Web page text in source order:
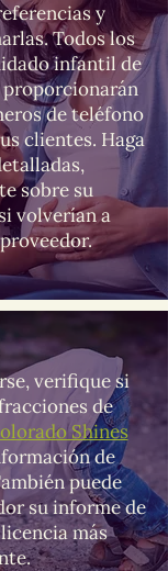
y
Todos los
infantil de
de teléfono
clientes. Haga
sobre su
volverían a
verifique si
de
Shines
de
puede
su informe de
más